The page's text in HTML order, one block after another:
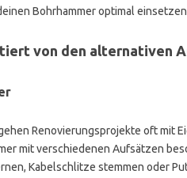
Bohrhammer optimal
von den alternativen
Renovierungsprojekte oft mit
mit verschiedenen Aufsätzen
Kabelschlitze stemmen oder